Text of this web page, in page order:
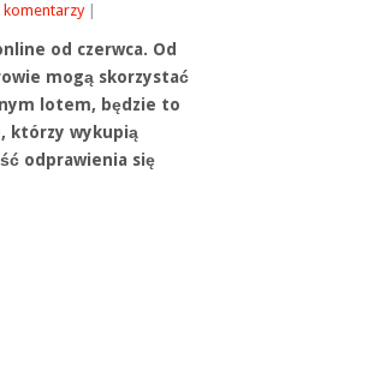
komentarzy
od czerwca. Od
mogą skorzystać
lotem, będzie to
którzy wykupią
odprawienia się